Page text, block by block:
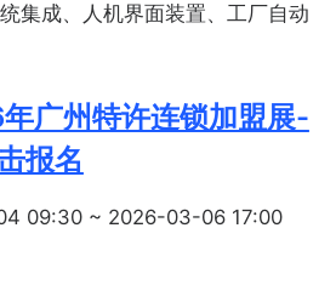
集成、人机界面装置、工厂自动
广州特许连锁加盟展-
报名
09:30 ~ 2026-03-06 17:00